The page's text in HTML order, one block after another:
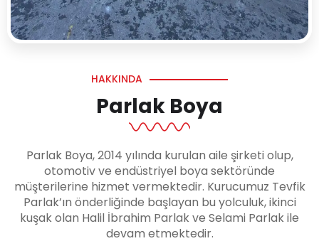
HAKKINDA
Parlak Boya
Parlak Boya, 2014 yılında kurulan aile şirketi olup,
otomotiv ve endüstriyel boya sektöründe
müşterilerine hizmet vermektedir. Kurucumuz Tevfik
Parlak’ın önderliğinde başlayan bu yolculuk, ikinci
kuşak olan Halil İbrahim Parlak ve Selami Parlak ile
devam etmektedir.